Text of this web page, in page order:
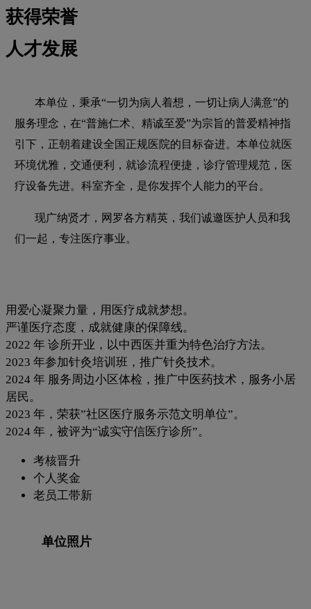
获得荣誉
人才发展
本单位，秉承“一切为病人着想，一切让病人满意”的
服务理念，在“普施仁术、精诚至爱”为宗旨的普爱精神指
引下，正朝着建设全国正规医院的目标奋进。本单位就医
环境优雅，交通便利，就诊流程便捷，诊疗管理规范，医
疗设备先进。科室齐全，是你发挥个人能力的平台。
现广纳贤才，网罗各方精英，我们诚邀医护人员和我
们一起，专注医疗事业。
用爱心凝聚力量，用医疗成就梦想。
严谨医疗态度，成就健康的保障线。
2022 年 诊所开业，以中西医并重为特色治疗方法。
2023 年参加针灸培训班，推广针灸技术。
2024 年 服务周边小区体检，推广中医药技术，服务小居
居民。
2023 年，荣获”社区医疗服务示范文明单位”。
2024 年，被评为“诚实守信医疗诊所”。
考核晋升
个人奖金
老员工带新
单位照片